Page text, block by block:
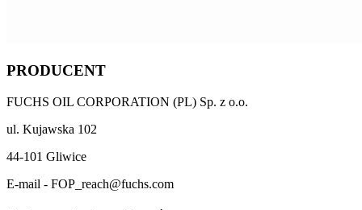
PRODUCENT
FUCHS OIL CORPORATION (PL) Sp. z o.o.
ul. Kujawska 102
44-101 Gliwice
E-mail - FOP_reach@fuchs.com